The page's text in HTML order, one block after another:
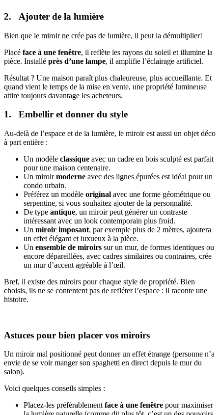
2. Ajouter de la lumière
Bien que le miroir ne crée pas de lumière, il peut la démultiplier!
Placé face à une fenêtre, il reflète les rayons du soleil et illumine la
pièce. Installé près d’une lampe, il amplifie l’éclairage artificiel.
Résultat ? Une maison paraît plus chaleureuse, plus accueillante. Et
quand vient le temps de la mise en vente, une propriété lumineuse
attire toujours davantage les acheteurs.
1. Embellir et donner du style
Au-delà de l’espace et de la lumière, le miroir est aussi un objet déco
à part entière :
Un modèle classique avec un cadre en bois sculpté est parfait
pour une maison centenaire.
Un miroirmoderne avec des lignes épurées est idéal pour un
condo urbain.
Préférez un modèle original avec une forme géométrique ou
serpentine, si vous souhaitez ajouter de la personnalité.
De type antique, un miroir peut générer un contraste
intéressant avec un look contemporain plus froid.
Un miroir imposant, par exemple plus de 2 mètres, ajoutera
un effet élégant et luxueux à la pièce.
Un ensemble de miroirs sur un mur, de formes identiques ou
encore dépareillées, avec cadres similaires ou contraires, crée
un mur d’accent agréable à l’œil.
Bref, il existe des miroirs pour chaque style de propriété. Bien
choisis, ils ne se contentent pas de refléter l’espace : il raconte une
histoire.
Astuces pour bien placer vos miroirs
Un miroir mal positionné peut donner un effet étrange (personne n’a
envie de se voir manger son spaghetti en direct depuis le mur du
salon).
Voici quelques conseils simples :
Placez-les préférablement face à une fenêtre pour maximiser